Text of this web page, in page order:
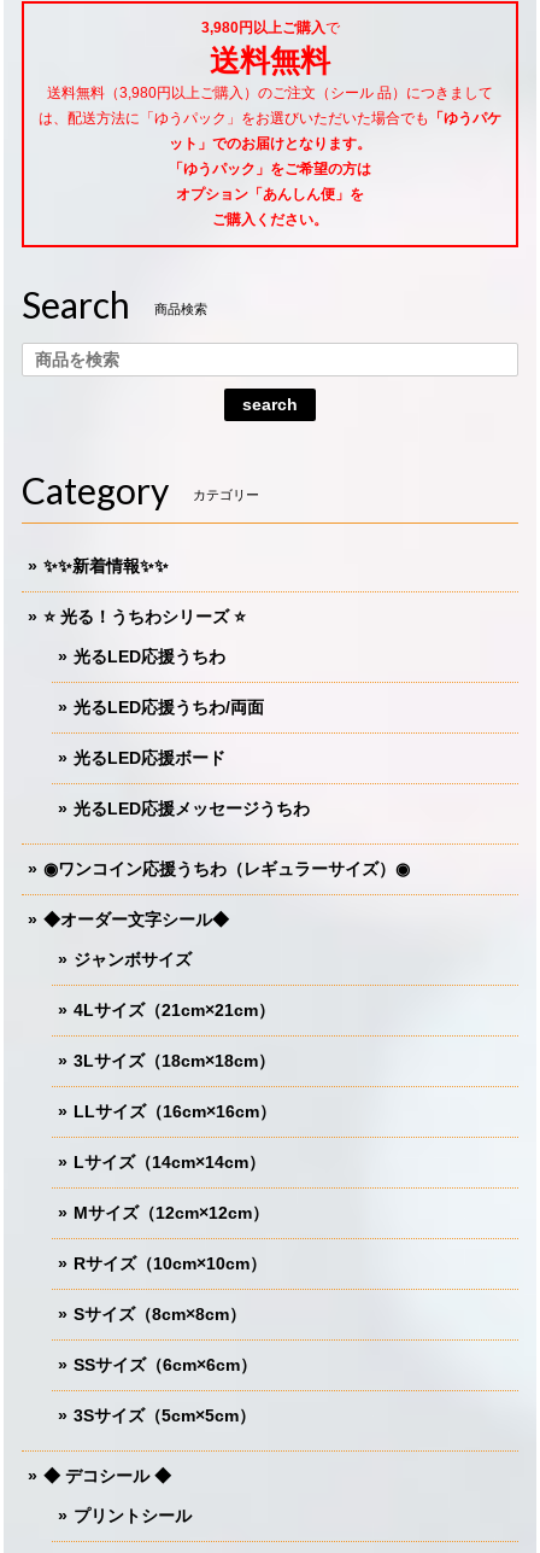
3,980円以上ご購入で
送料無料
送料無料（3,980円以上ご購入）のご注文（シール 品）につきまして
は、配送方法に「ゆうパック」をお選びいただいた場合でも
「ゆうパケ
ット」でのお届けとなります。
「ゆうパック」をご希望の方は
オプション「あんしん便」 を
ご購入ください。
Search 商品検索
search
Category カテゴリー
✨✨新着情報✨✨
⭐️ 光る！うちわシリーズ ⭐️
光るLED応援うちわ
光るLED応援うちわ/両面
光るLED応援ボード
光るLED応援メッセージうちわ
◉ワンコイン応援うちわ（レギュラーサイズ）◉
◆オーダー文字シール◆
ジャンボサイズ
4Lサイズ（21cm×21cm）
3Lサイズ（18cm×18cm）
LLサイズ（16cm×16cm）
Lサイズ（14cm×14cm）
Mサイズ（12cm×12cm）
Rサイズ（10cm×10cm）
Sサイズ（8cm×8cm）
SSサイズ（6cm×6cm）
3Sサイズ（5cm×5cm）
◆ デコシール ◆
プリントシール